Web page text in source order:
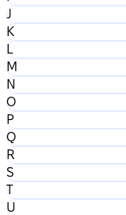
J
K
L
M
N
O
P
Q
R
S
T
U